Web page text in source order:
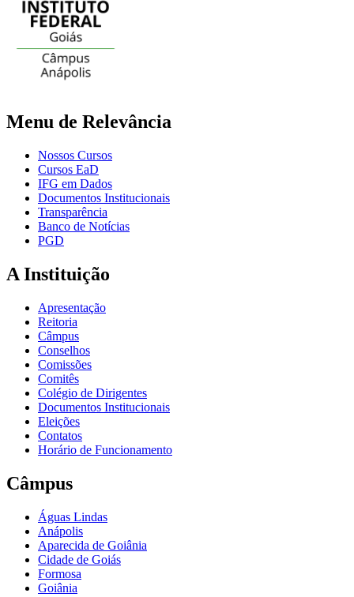
Menu de Relevância
Nossos Cursos
Cursos EaD
IFG em Dados
Documentos Institucionais
Transparência
Banco de Notícias
PGD
A Instituição
Apresentação
Reitoria
Câmpus
Conselhos
Comissões
Comitês
Colégio de Dirigentes
Documentos Institucionais
Eleições
Contatos
Horário de Funcionamento
Câmpus
Águas Lindas
Anápolis
Aparecida de Goiânia
Cidade de Goiás
Formosa
Goiânia